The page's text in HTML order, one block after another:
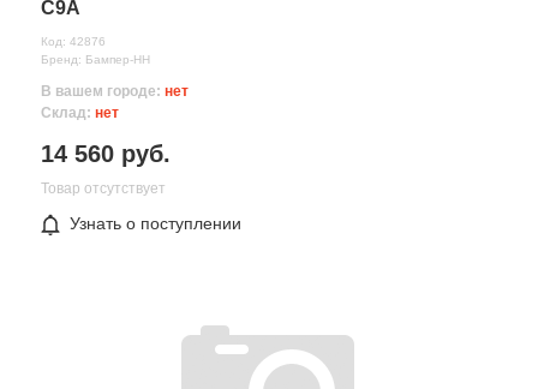
C9A
Код: 42876
Бренд: Бампер-НН
В вашем городе: нет
Склад: нет
14 560 руб.
Товар отсутствует
Узнать о поступлении